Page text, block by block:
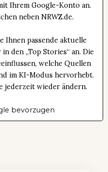
Ihrem Google-Konto an.
neben NRWZ.de.
Ihnen passende aktuelle
den „Top Stories“ an. Die
welche Quellen
im KI-Modus hervorhebt.
jederzeit wieder ändern.
bevorzugen